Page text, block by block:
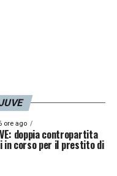
ore ago
doppia contropartita
in corso per il prestito di